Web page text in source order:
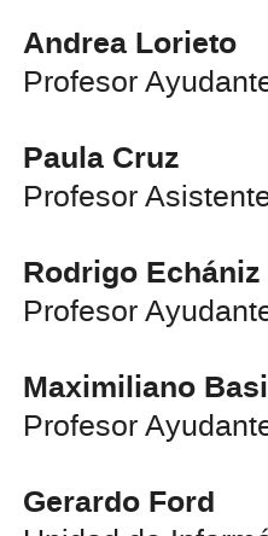
Andrea Lorieto
Profesor
Paula Cruz
Profesor
Rodrigo Echániz
Profesor
Maximiliano
Profesor
Gerardo Ford